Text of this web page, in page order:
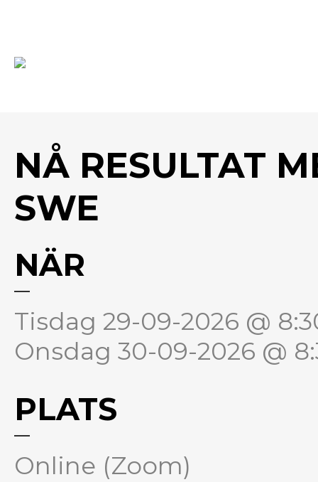
NÅ RESULTAT
SWE
NÄR
Tisdag 29-09-2026 @
Onsdag 30-09-2026 @
PLATS
Online (Zoom)